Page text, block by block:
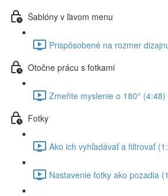
Šablóny v ľavom menu
Prispôsobené na rozmer
Otočne prácu s fotkami
Zmeňte myslenie o 180° (4:48)
Fotky
Ako ich vyhľadávať a filtrovať
Nastavenie fotky ako pozadia